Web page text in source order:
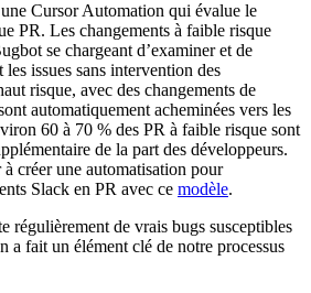
Cursor Automation qui évalue le
PR. Les changements à faible risque
se chargeant d’examiner et de
issues sans intervention des
risque, avec des changements de
automatiquement acheminées vers les
60 à 70 % des PR à faible risque sont
de la part des développeurs.
créer une automatisation pour
Slack en PR avec ce modèle.
régulièrement de vrais bugs susceptibles
a fait un élément clé de notre processus